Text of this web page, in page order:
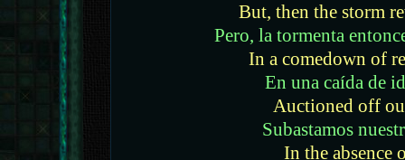
But, then the storm
Pero, la tormenta
In a comedown of
En una caída de
Auctioned off
Subastamos
In the absence